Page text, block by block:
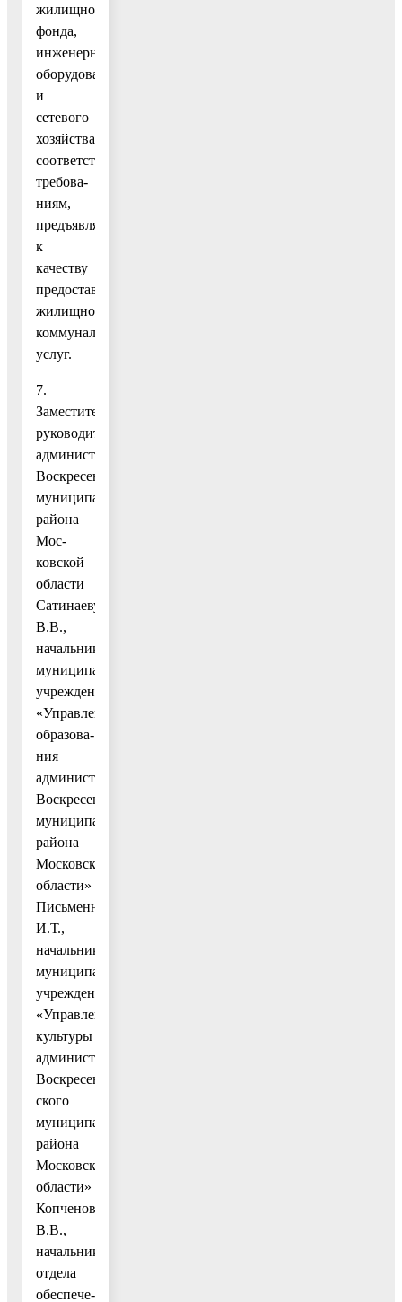
жилищного
фонда,
инженерного
оборудования
и
сетевого
хозяйства,
соответствующую
требова-
ниям,
предъявляемым
к
качеству
предоставляемых
жилищно-
коммунальных
услуг.
7.
Заместителю
руководителя
администрации
Воскресенского
муниципального
района
Мос-
ковской
области
Сатинаеву
В.В.,
начальнику
муниципального
учреждения
«Управление
образова-
ния
администрации
Воскресенского
муниципального
района
Московской
области»
Письменной
И.Т.,
начальнику
муниципального
учреждения
«Управление
культуры
администрации
Воскресен-
ского
муниципального
района
Московской
области»
Копченову
В.В.,
начальнику
отдела
обеспече-